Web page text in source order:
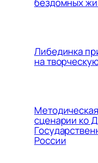
бездомных
Либединка
на
сценарии ко
России